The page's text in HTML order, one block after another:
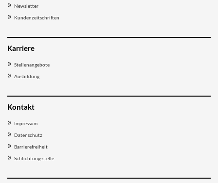
Newsletter
Kundenzeitschriften
Karriere
Stellenangebote
Ausbildung
Kontakt
Impressum
Datenschutz
Barrierefreiheit
Schlichtungsstelle